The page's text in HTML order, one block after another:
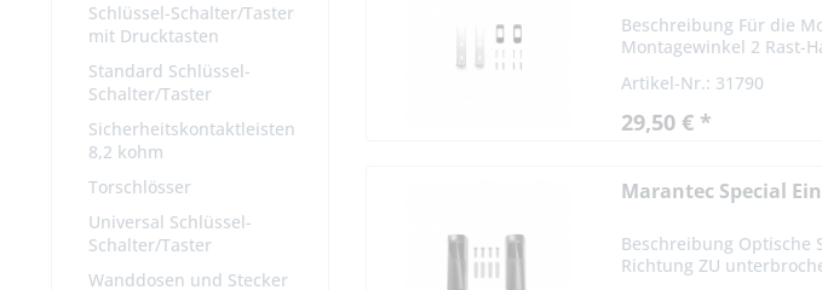
Schlüssel-Schalter/Taster
mit Drucktasten
Standard Schlüssel-
Schalter/Taster
Sicherheitskontaktleisten
8,2 kohm
Torschlösser
Universal Schlüssel-
Schalter/Taster
Wanddosen und Stecker
Beschreibung Für die
Montagewinkel 2 Rast-
Artikel-Nr.: 31790
29,50 € *
Marantec Special
Beschreibung Optische
Richtung ZU